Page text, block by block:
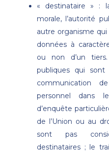
« destinataire » :
morale, l’autorité
autre organisme
données à
ou non d’un
publiques qui sont
communication
personnel dans
d’enquête
de l’Union ou au
sont pas
destinataires ; le